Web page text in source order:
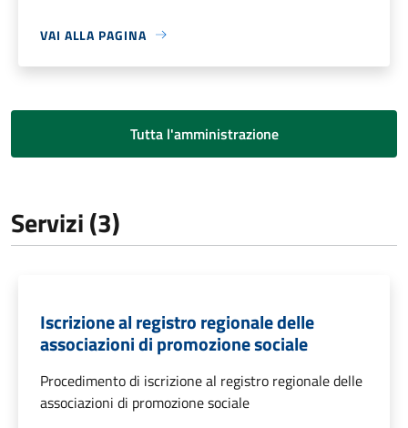
VAI ALLA PAGINA
Tutta l'amministrazione
Servizi (3)
Iscrizione al registro regionale delle
associazioni di promozione sociale
Procedimento di iscrizione al registro regionale delle
associazioni di promozione sociale